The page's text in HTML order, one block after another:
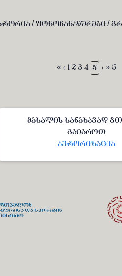
/ ფონოჩანაწერები /
« ‹ 1 2 3 4 5 › » 5
მასალის სანახავად
გაიაროთ
ავტორიზაცია